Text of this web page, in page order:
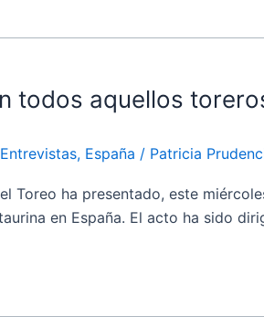
todos aquellos
Entrevistas, España / Patricia
Toreo ha presentado, este
en España. El acto ha sido